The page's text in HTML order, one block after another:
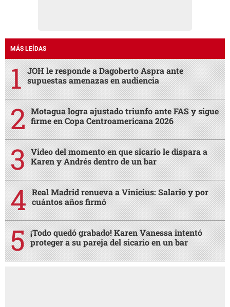
MÁS LEÍDAS
JOH le responde a Dagoberto Aspra ante
supuestas amenazas en audiencia
Motagua logra ajustado triunfo ante FAS y sigue
firme en Copa Centroamericana 2026
Video del momento en que sicario le dispara a
Karen y Andrés dentro de un bar
Real Madrid renueva a Vinicius: Salario y por
cuántos años firmó
¡Todo quedó grabado! Karen Vanessa intentó
proteger a su pareja del sicario en un bar